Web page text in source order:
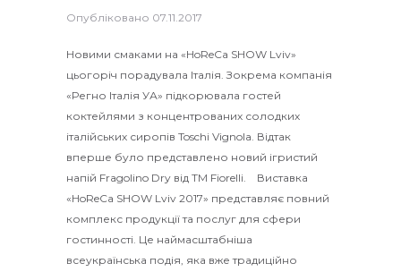
Опубліковано 07.11.2017
Новими смаками на «HoReCa SHOW Lviv»
цьогоріч порадувала Італія. Зокрема компанія
«Регно Італія УА» підкорювала гостей
коктейлями з концентрованих солодких
італійських сиропів Toschi Vignola. Відтак
вперше було представлено новий ігристий
напій Fragolino Dry від ТМ Fiorelli. Виставка
«HoReCa SHOW Lviv 2017» представляє повний
комплекс продукції та послуг для сфери
гостинності. Це наймасштабніша
всеукраїнська подія, яка вже традиційно